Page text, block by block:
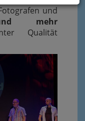
und
mehr
Qualität